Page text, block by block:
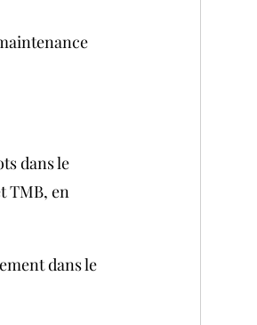
dans le
TMB, en
dans le